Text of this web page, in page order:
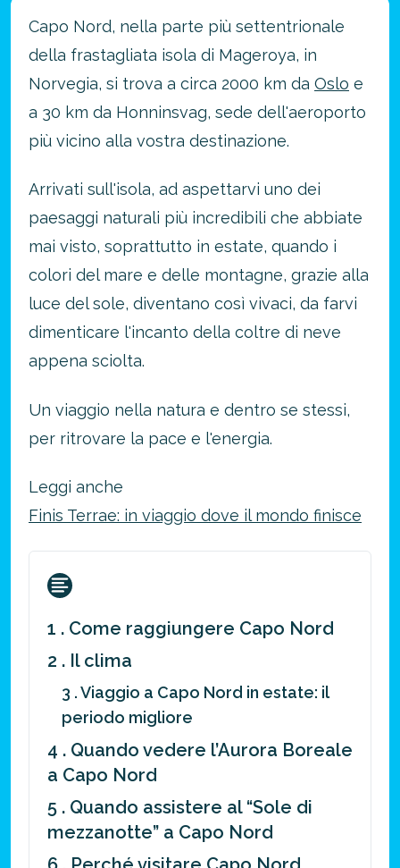
Capo Nord, nella parte più settentrionale
della frastagliata isola di Mageroya, in
Norvegia, si trova a circa 2000 km da Oslo e
a 30 km da Honninsvag, sede dell'aeroporto
più vicino alla vostra destinazione.
Arrivati sull'isola, ad aspettarvi uno dei
paesaggi naturali più incredibili che abbiate
mai visto, soprattutto in estate, quando i
colori del mare e delle montagne, grazie alla
luce del sole, diventano così vivaci, da farvi
dimenticare l'incanto della coltre di neve
appena sciolta.
Un viaggio nella natura e dentro se stessi,
per ritrovare la pace e l'energia.
Leggi anche
Finis Terrae: in viaggio dove il mondo finisce
1 . Come raggiungere Capo Nord
2 . Il clima
3 . Viaggio a Capo Nord in estate: il
periodo migliore
4 . Quando vedere l’Aurora Boreale
a Capo Nord
5 . Quando assistere al “Sole di
mezzanotte” a Capo Nord